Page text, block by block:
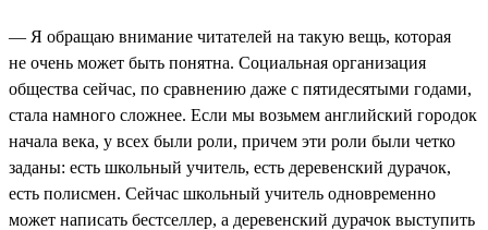
— Я обращаю внимание читателей на такую вещь, которая
не очень может быть понятна. Социальная организация
общества сейчас, по сравнению даже с пятидесятыми годами,
стала намного сложнее. Если мы возьмем английский городок
начала века, у всех были роли, причем эти роли были четко
заданы: есть школьный учитель, есть деревенский дурачок,
есть полисмен. Сейчас школьный учитель одновременно
может написать бестселлер, а деревенский дурачок выступить